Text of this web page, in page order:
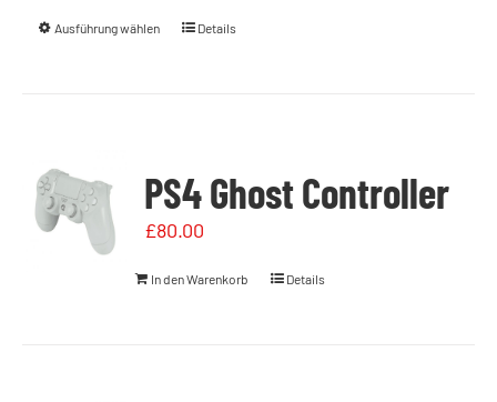
Ausführung wählen Details
PS4 Ghost Controller
£80.00
In den Warenkorb Details